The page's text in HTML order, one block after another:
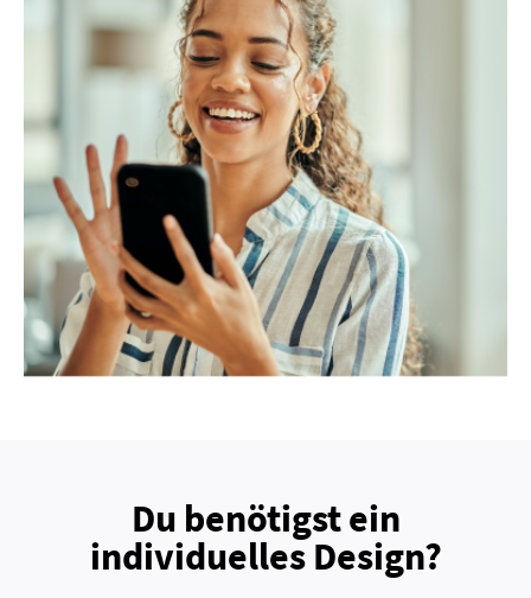
Du benötigst ein
individuelles Design?